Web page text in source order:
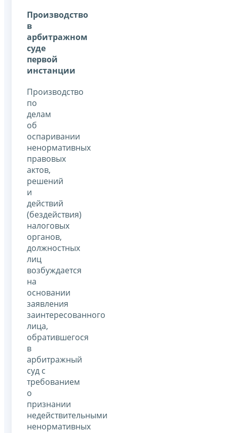
Производство
в
арбитражном
суде
первой
инстанции
Производство
по
делам
об
оспаривании
ненормативных
правовых
актов,
решений
и
действий
(бездействия)
налоговых
органов,
должностных
лиц
возбуждается
на
основании
заявления
заинтересованного
лица,
обратившегося
в
арбитражный
суд с
требованием
о
признании
недействительными
ненормативных